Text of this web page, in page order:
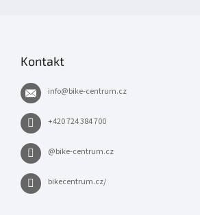
Kontakt
info@bike-centrum.cz
+420 724 384 700
@bike-centrum.cz
bikecentrum.cz/